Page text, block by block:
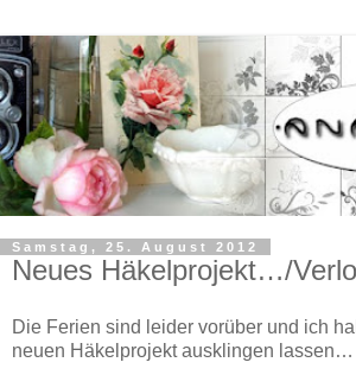
Samstag, 25. August 2012
Neues Häkelprojekt…/
Die Ferien sind leider vorüber und ich
neuen Häkelprojekt ausklingen lassen…